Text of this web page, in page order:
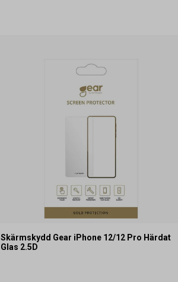
Skärmskydd Gear iPhone 12/12 Pro Härdat
Glas 2.5D